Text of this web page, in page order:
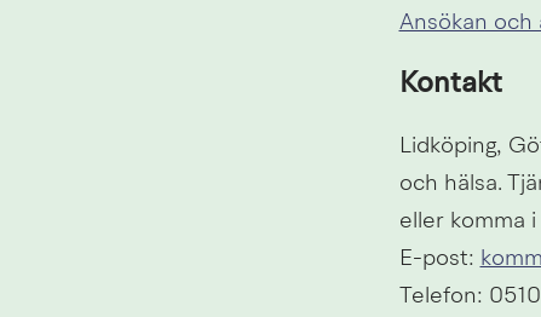
Ansökan och
Kontakt
Lidköping,
och hälsa.
eller komma
E-post:
Telefon: